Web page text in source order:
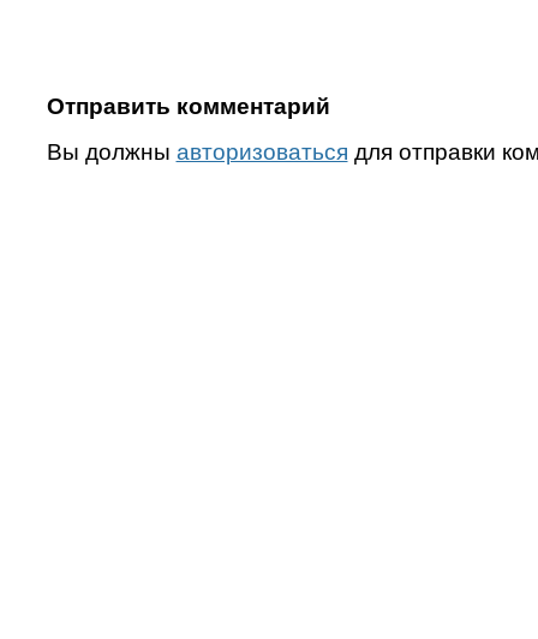
Отправить комментарий
Вы должны авторизоваться для отправки